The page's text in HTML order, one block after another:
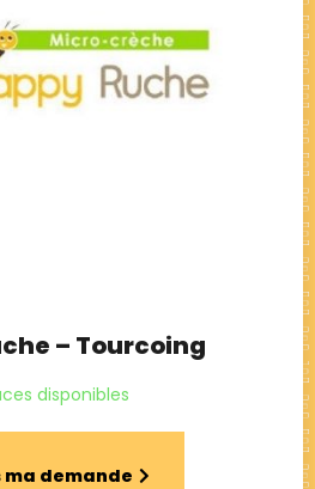
– Tourcoing
disponibles
ma demande